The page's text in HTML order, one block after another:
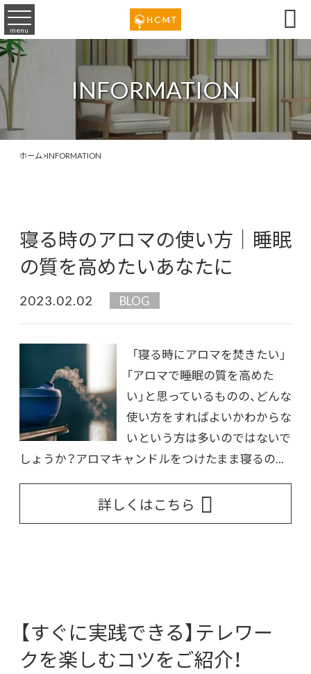
menu 
INFORMATION
ホーム>INFORMATION
寝る時のアロマの使い方｜睡眠
の質を高めたいあなたに
2023.02.02 BLOG
「寝る時にアロマを焚きたい」
「アロマで睡眠の質を高めた
い」と思っているものの、どんな
使い方をすればよいかわからな
いという方は多いのではないで
しょうか？アロマキャンドルをつけたまま寝るの...
詳しくはこちら
【すぐに実践できる】テレワー
クを楽しむコツをご紹介！